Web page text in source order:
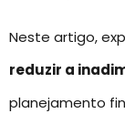
Neste artigo,
reduzir a
planejamento